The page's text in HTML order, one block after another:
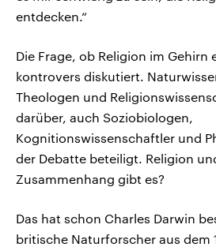
entdecken.“
Die Frage, ob Religion im Gehirn
kontrovers diskutiert.
Theologen und
darüber, auch Soziobiologen,
Kognitionswissenschaftler und
der Debatte beteiligt. Religion
Zusammenhang gibt es?
Das hat schon Charles Darwin
britische Naturforscher aus dem